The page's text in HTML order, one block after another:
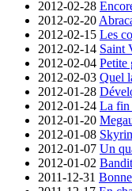
2012-02-28
2012-02-20
2012-02-15 Les
2012-02-14 Saint
2012-02-04 Petite
2012-02-03 Quel
2012-01-28
2012-01-24 La fin
2012-01-20
2012-01-08
2012-01-07 Un
2012-01-02 Bandit
2011-12-31